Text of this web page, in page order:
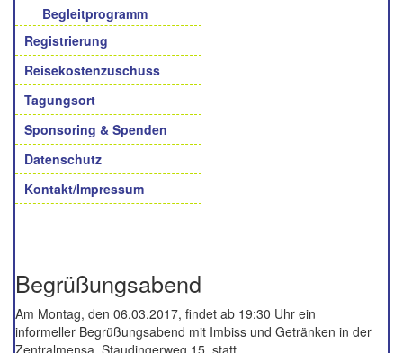
Begleitprogramm
Registrierung
Reisekostenzuschuss
Tagungsort
Sponsoring & Spenden
Datenschutz
Kontakt/Impressum
Begrüßungsabend
Am Montag, den 06.03.2017, findet ab 19:30 Uhr ein
informeller Begrüßungsabend mit Imbiss und Getränken in der
Zentralmensa, Staudingerweg 15, statt.